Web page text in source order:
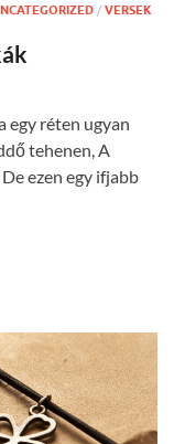
/ VERSEK
egy réten ugyan
tehenen, A
ezen egy ifjabb